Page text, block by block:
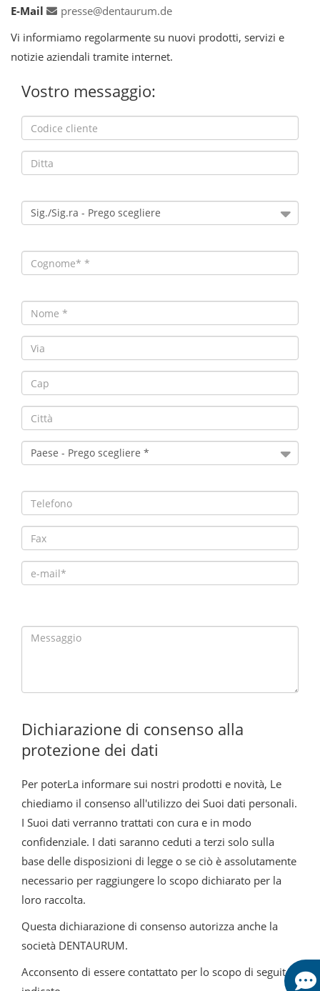
E-Mail
presse@dentaurum.de
Vi informiamo regolarmente su nuovi prodotti, servizi e
notizie aziendali tramite internet.
Vostro messaggio:
Dichiarazione di consenso alla
protezione dei dati
Per poterLa informare sui nostri prodotti e novità, Le
chiediamo il consenso all'utilizzo dei Suoi dati personali.
I Suoi dati verranno trattati con cura e in modo
confidenziale. I dati saranno ceduti a terzi solo sulla
base delle disposizioni di legge o se ciò è assolutamente
necessario per raggiungere lo scopo dichiarato per la
loro raccolta.
Questa dichiarazione di consenso autorizza anche la
società DENTAURUM.
Acconsento di essere contattato per lo scopo di seguito